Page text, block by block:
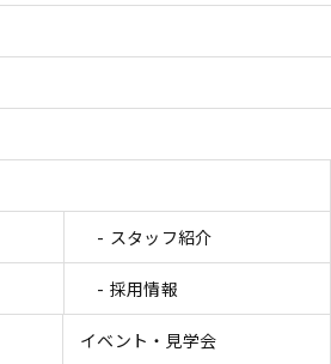
スタッフ紹介
採用情報
イベント・見学会